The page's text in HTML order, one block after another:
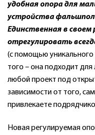
удобная опора для
устройства
Единственная в
отрегулировать
(с помощью
того – она подходит
любой проект под
зависимости от того,
привлекаете
Новая регулируемая